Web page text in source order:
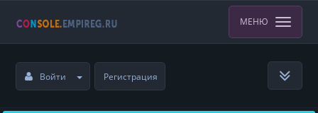
МЕНЮ
Войти Регистрация